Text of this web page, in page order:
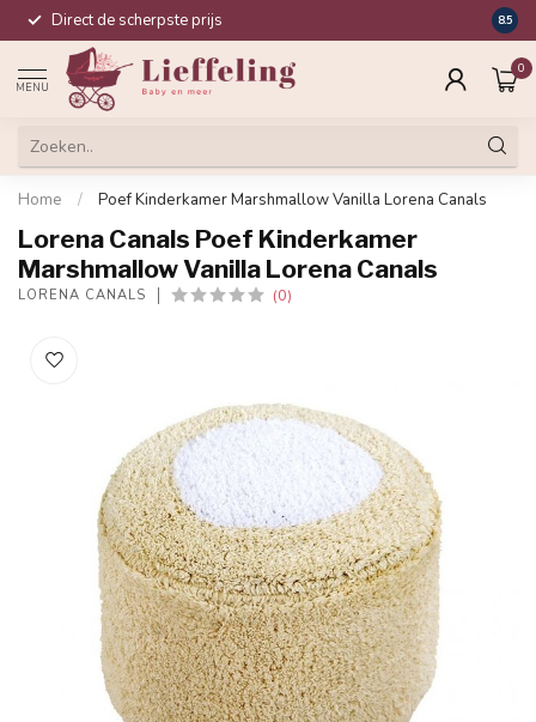
Direct de scherpste prijs 8.5
MENU
0
Home / Poef Kinderkamer Marshmallow Vanilla Lorena Canals
Lorena Canals Poef Kinderkamer
Marshmallow Vanilla Lorena Canals
LORENA CANALS (0)